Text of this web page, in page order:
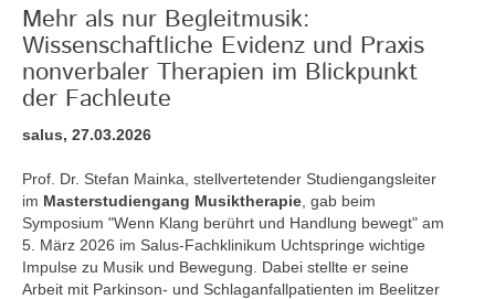
Mehr als nur Begleitmusik:
Wissenschaftliche Evidenz und Praxis
nonverbaler Therapien im Blickpunkt
der Fachleute
salus, 27.03.2026
Prof. Dr. Stefan Mainka, stellvertetender Studiengangsleiter
im Masterstudiengang Musiktherapie , gab beim
Symposium "Wenn Klang berührt und Handlung bewegt" am
5. März 2026 im Salus-Fachklinikum Uchtspringe wichtige
Impulse zu Musik und Bewegung. Dabei stellte er seine
Arbeit mit Parkinson- und Schlaganfallpatienten im Beelitzer